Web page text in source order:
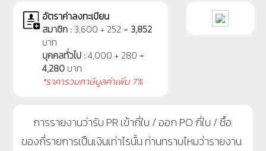
อัตราค่าลงทะเบียน
สมาชิก : 3,600 + 252 = 3,852
บาท
บุคคลทั่วไป :4,000 + 280 =
4,280 บาท
*ราคารวมภาษีมูลค่าเพิ่ม 7%
การรายงานว่ารับ PR เข้ากี่ใบ / ออก PO กี่ใบ / ซื้อ
ของกี่รายการเป็นเงินเท่าไรนั้น ท่านทราบไหมว่ารายงาน